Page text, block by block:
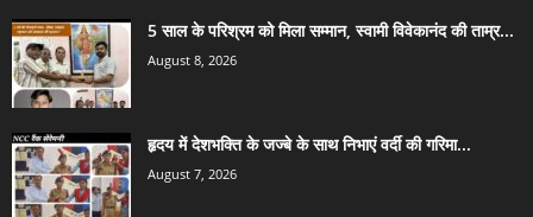
5 साल के परिश्रम को मिला सम्मान, स्वामी विवेकानंद की ताम्र...
August 8, 2026
हृदय में देशभक्ति के जज्बे के साथ निभाएं वर्दी की गरिमा...
August 7, 2026